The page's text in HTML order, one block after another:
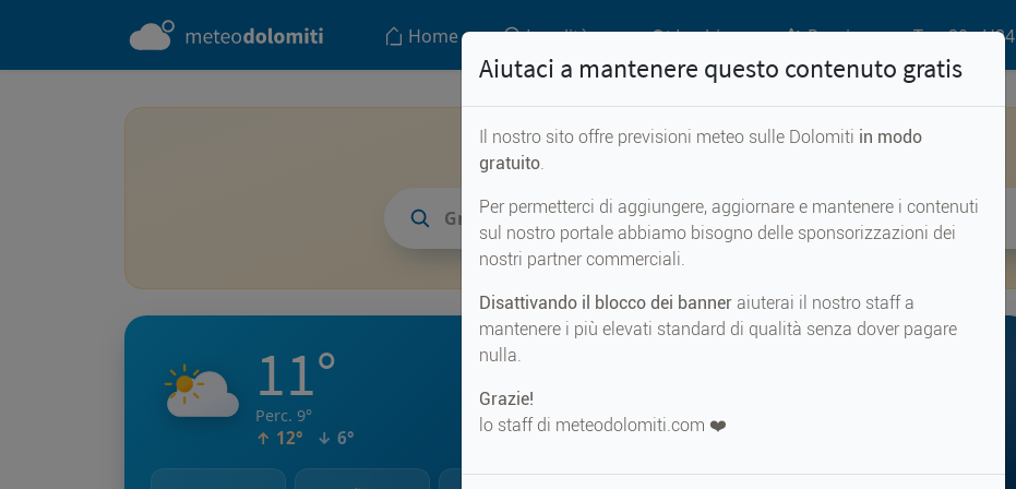
Home Località Laghi Passi Top 20 - H24
Grasleitenscharte
11°
Perc. 9°
↑ 12° ↓ 6°
Aiutaci a mantenere questo contenuto gratis
Il nostro sito offre previsioni meteo sulle Dolomiti in modo
gratuito.
Per permetterci di aggiungere, aggiornare e mantenere i contenuti
sul nostro portale abbiamo bisogno delle sponsorizzazioni dei
nostri partner commerciali.
Disattivando il blocco dei banner aiuterai il nostro staff a
mantenere i più elevati standard di qualità senza dover pagare
nulla.
Grazie!
lo staff di meteodolomiti.com ❤️